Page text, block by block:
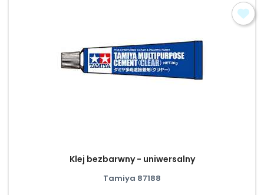
Klej bezbarwny - uniwersalny
Tamiya 87188